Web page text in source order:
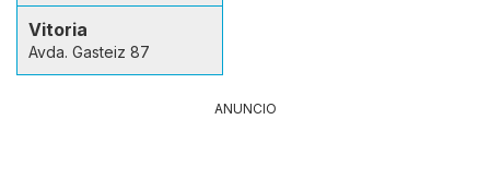
Vitoria
Avda. Gasteiz 87
ANUNCIO